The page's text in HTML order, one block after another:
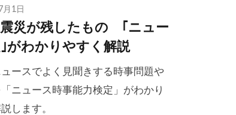
月1日
震災が残したもの ｢ニュー
がわかりやすく解説
ースでよく見聞きする時事問題や
ニュース時事能力検定」がわかり
します。